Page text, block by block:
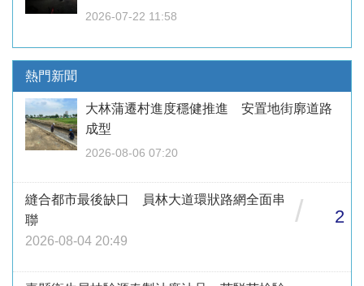
2026-07-22 11:58
熱門新聞
大林蒲遷村進度穩健推進 安置地街廓道路
成型
2026-08-06 07:20
縫合都市最後缺口 員林大道環狀路網全面串
聯
2026-08-04 20:49
/ 2